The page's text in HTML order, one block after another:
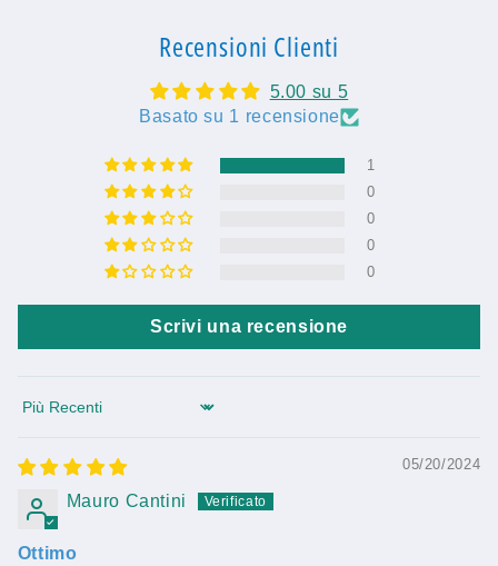
Recensioni Clienti
5.00 su 5
Basato su 1 recensione
1
0
0
0
0
Scrivi una recensione
Sort by
05/20/2024
Mauro Cantini
Ottimo